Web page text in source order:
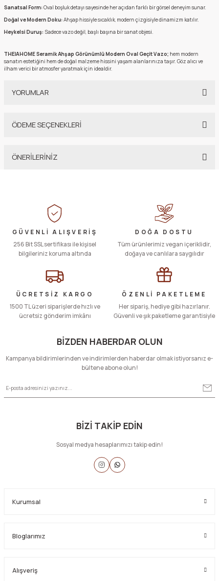
Sanatsal Form: Oval boşluk detayı sayesinde her açıdan farklı bir görsel deneyim sunar.
Doğal ve Modern Doku: Ahşap hissiyle sıcaklık, modern çizgisiyle dinamizm katılır.
Heykelsi Duruş: Sadece vazo değil, başlı başına bir sanat objesi.
THEIA HOME Seramik Ahşap Görünümlü Modern Oval Geçit Vazo; hem modern
sanatın estetiğini hem de doğal malzeme hissini yaşam alanlarınıza taşır. Göz alıcı ve
ilham verici bir atmosfer yaratmak için idealdir.
YORUMLAR
Bu ürüne ilk yorumu siz yapın!
ÖDEME SEÇENEKLERİ
ÖNERİLERİNİZ
Görüş ve önerileriniz için teşekkür ederiz.
Ürün resmi kalitesiz, bozuk veya görüntülenemiyor.
Ürün açıklamasında eksik bilgiler bulunuyor.
Ürün bilgilerinde hatalar bulunuyor.
Ürün fiyatı diğer sitelerden daha pahalı.
Bu ürüne benzer farklı alternatifler olmalı.
GÜVENLİ ALIŞVERİŞ
256 Bit SSL sertifikası ile kişisel
bilgileriniz koruma altında
DOĞA DOSTU
Tüm ürünlerimiz vegan içeriklidir,
doğaya ve canlılara saygılıdır
ÜCRETSİZ KARGO
1500 TL üzeri siparişlerde hızlı ve
ücretsiz gönderim imkânı
ÖZENLİ PAKETLEME
Her sipariş, hediye gibi hazırlanır.
Güvenli ve şık paketleme garantisiyle
BİZDEN HABERDAR OLUN
Kampanya bildirimlerinden ve indirimlerden haberdar olmak istiyorsanız e-
bültene abone olun!
BİZİ TAKİP EDİN
Sosyal medya hesaplarımızı takip edin!
Kurumsal
Bloglarımız
Alışveriş